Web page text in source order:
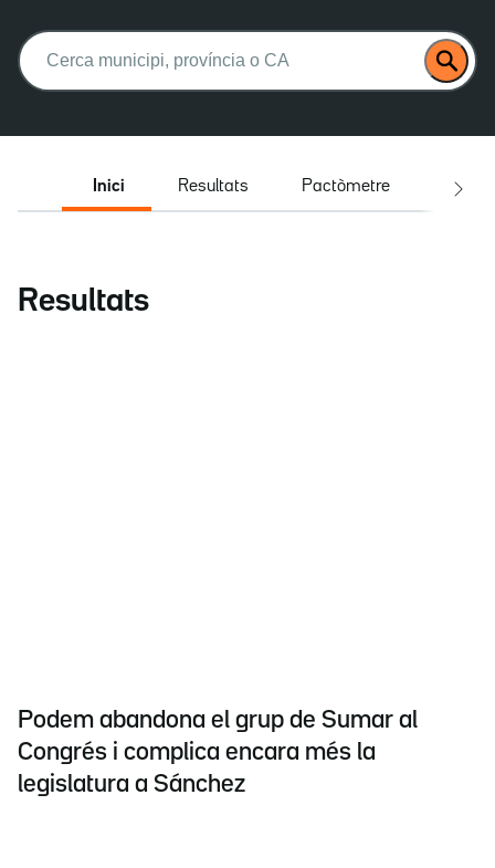
Buscar:
Inici Resultats Pactòmetre
Resultats
Podem abandona el grup de Sumar al
Congrés i complica encara més la
legislatura a Sánchez